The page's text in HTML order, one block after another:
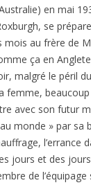
en mai
se
au frère de
ça en
malgré le péril
femme,
avec son futur
monde » par sa
l’errance
jours et des
de l’équipage